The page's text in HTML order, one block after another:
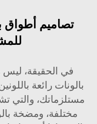
تصاميم أطواق
في الحقيقة،
بالونات رائعة
مستلزماتك، والتي
مختلفة، ومضخة